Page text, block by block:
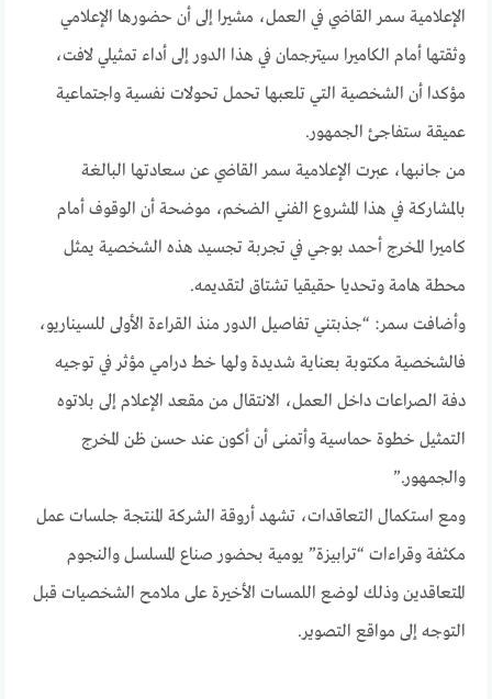
الإعلامية سمر القاضي في العمل، مشيرا إلى أن حضورها الإعلامي
وثقتها أمام الكاميرا سيترجمان في هذا الدور إلى أداء تمثيلي لافت،
مؤكدا أن الشخصية التي تلعبها تحمل تحولات نفسية واجتماعية
عميقة ستفاجئ الجمهور.
من جانبها، عبرت الإعلامية سمر القاضي عن سعادتها البالغة
بالمشاركة في هذا المشروع الفني الضخم، موضحة أن الوقوف أمام
كاميرا المخرج أحمد بوجي في تجربة تجسيد هذه الشخصية يمثل
محطة هامة وتحديا حقيقيا تشتاق لتقديمه.
وأضافت سمر: “جذبتني تفاصيل الدور منذ القراءة الأولى للسيناريو،
فالشخصية مكتوبة بعناية شديدة ولها خط درامي مؤثر في توجيه
دفة الصراعات داخل العمل، الانتقال من مقعد الإعلام إلى بلاتوه
التمثيل خطوة حماسية وأتمنى أن أكون عند حسن ظن المخرج
والجمهور.”
ومع استكمال التعاقدات، تشهد أروقة الشركة المنتجة جلسات عمل
مكثفة وقراءات “ترابيزة” يومية بحضور صناع المسلسل والنجوم
المتعاقدين وذلك لوضع اللمسات الأخيرة على ملامح الشخصيات قبل
التوجه إلى مواقع التصوير.